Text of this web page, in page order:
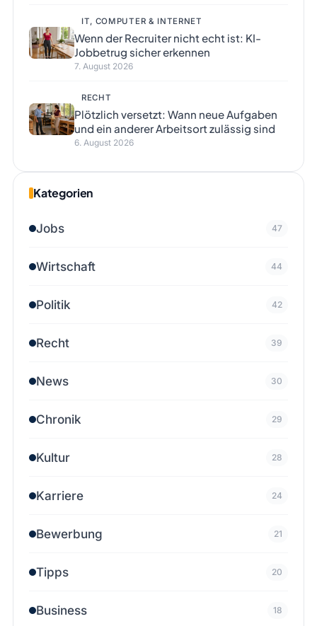
IT, COMPUTER & INTERNET
Wenn der Recruiter nicht echt ist: KI-
Jobbetrug sicher erkennen
7. August 2026
RECHT
Plötzlich versetzt: Wann neue Aufgaben
und ein anderer Arbeitsort zulässig sind
6. August 2026
Kategorien
Jobs 47
Wirtschaft 44
Politik 42
Recht 39
News 30
Chronik 29
Kultur 28
Karriere 24
Bewerbung 21
Tipps 20
Business 18